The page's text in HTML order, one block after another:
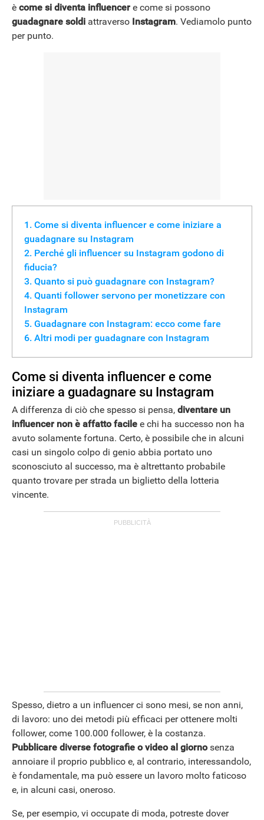
è come si diventa influencer e come si possono
guadagnare soldi attraverso Instagram. Vediamolo punto
per punto.
Come si diventa influencer e come iniziare a
guadagnare su Instagram
Perché gli influencer su Instagram godono di
fiducia?
Quanto si può guadagnare con Instagram?
Quanti follower servono per monetizzare con
Instagram
Guadagnare con Instagram: ecco come fare
Altri modi per guadagnare con Instagram
Come si diventa influencer e come
iniziare a guadagnare su Instagram
A differenza di ciò che spesso si pensa, diventare un
influencer non è affatto facile e chi ha successo non ha
avuto solamente fortuna. Certo, è possibile che in alcuni
casi un singolo colpo di genio abbia portato uno
sconosciuto al successo, ma è altrettanto probabile
quanto trovare per strada un biglietto della lotteria
vincente.
Spesso, dietro a un influencer ci sono mesi, se non anni,
di lavoro: uno dei metodi più efficaci per ottenere molti
follower, come 100.000 follower, è la costanza.
Pubblicare diverse fotografie o video al giornosenza
annoiare il proprio pubblico e, al contrario, interessandolo,
è fondamentale, ma può essere un lavoro molto faticoso
e, in alcuni casi, oneroso.
Se, per esempio, vi occupate di moda, potreste dover